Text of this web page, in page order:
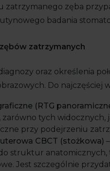
zatrzymanego zęba
badania
zatrzymanych
oraz określenia
Do najczęściej
(RTG
zarówno tych
przy podejrzeniu
CBCT (stożkowa)
struktur anatomicznych,
Jest szczególnie